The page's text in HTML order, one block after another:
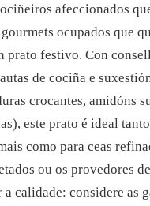
afeccionados
ocupados que
prato festivo. Con
de cociña e
crocantes, amidóns
este prato é ideal
como para ceas
ou os provedores
calidade: considere as